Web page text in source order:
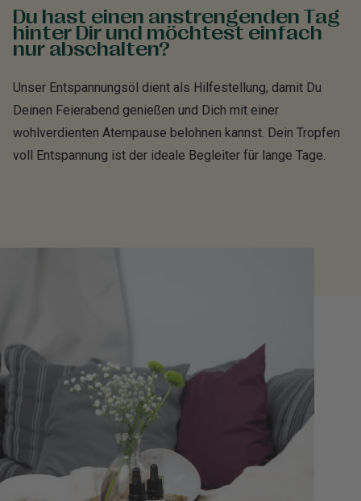
Du hast einen anstrengenden Tag
hinter Dir und möchtest einfach
nur abschalten?
Unser Entspannungsöl dient als Hilfestellung, damit Du
Deinen Feierabend genießen und Dich mit einer
wohlverdienten Atempause belohnen kannst. Dein Tropfen
voll Entspannung ist der ideale Begleiter für lange Tage.